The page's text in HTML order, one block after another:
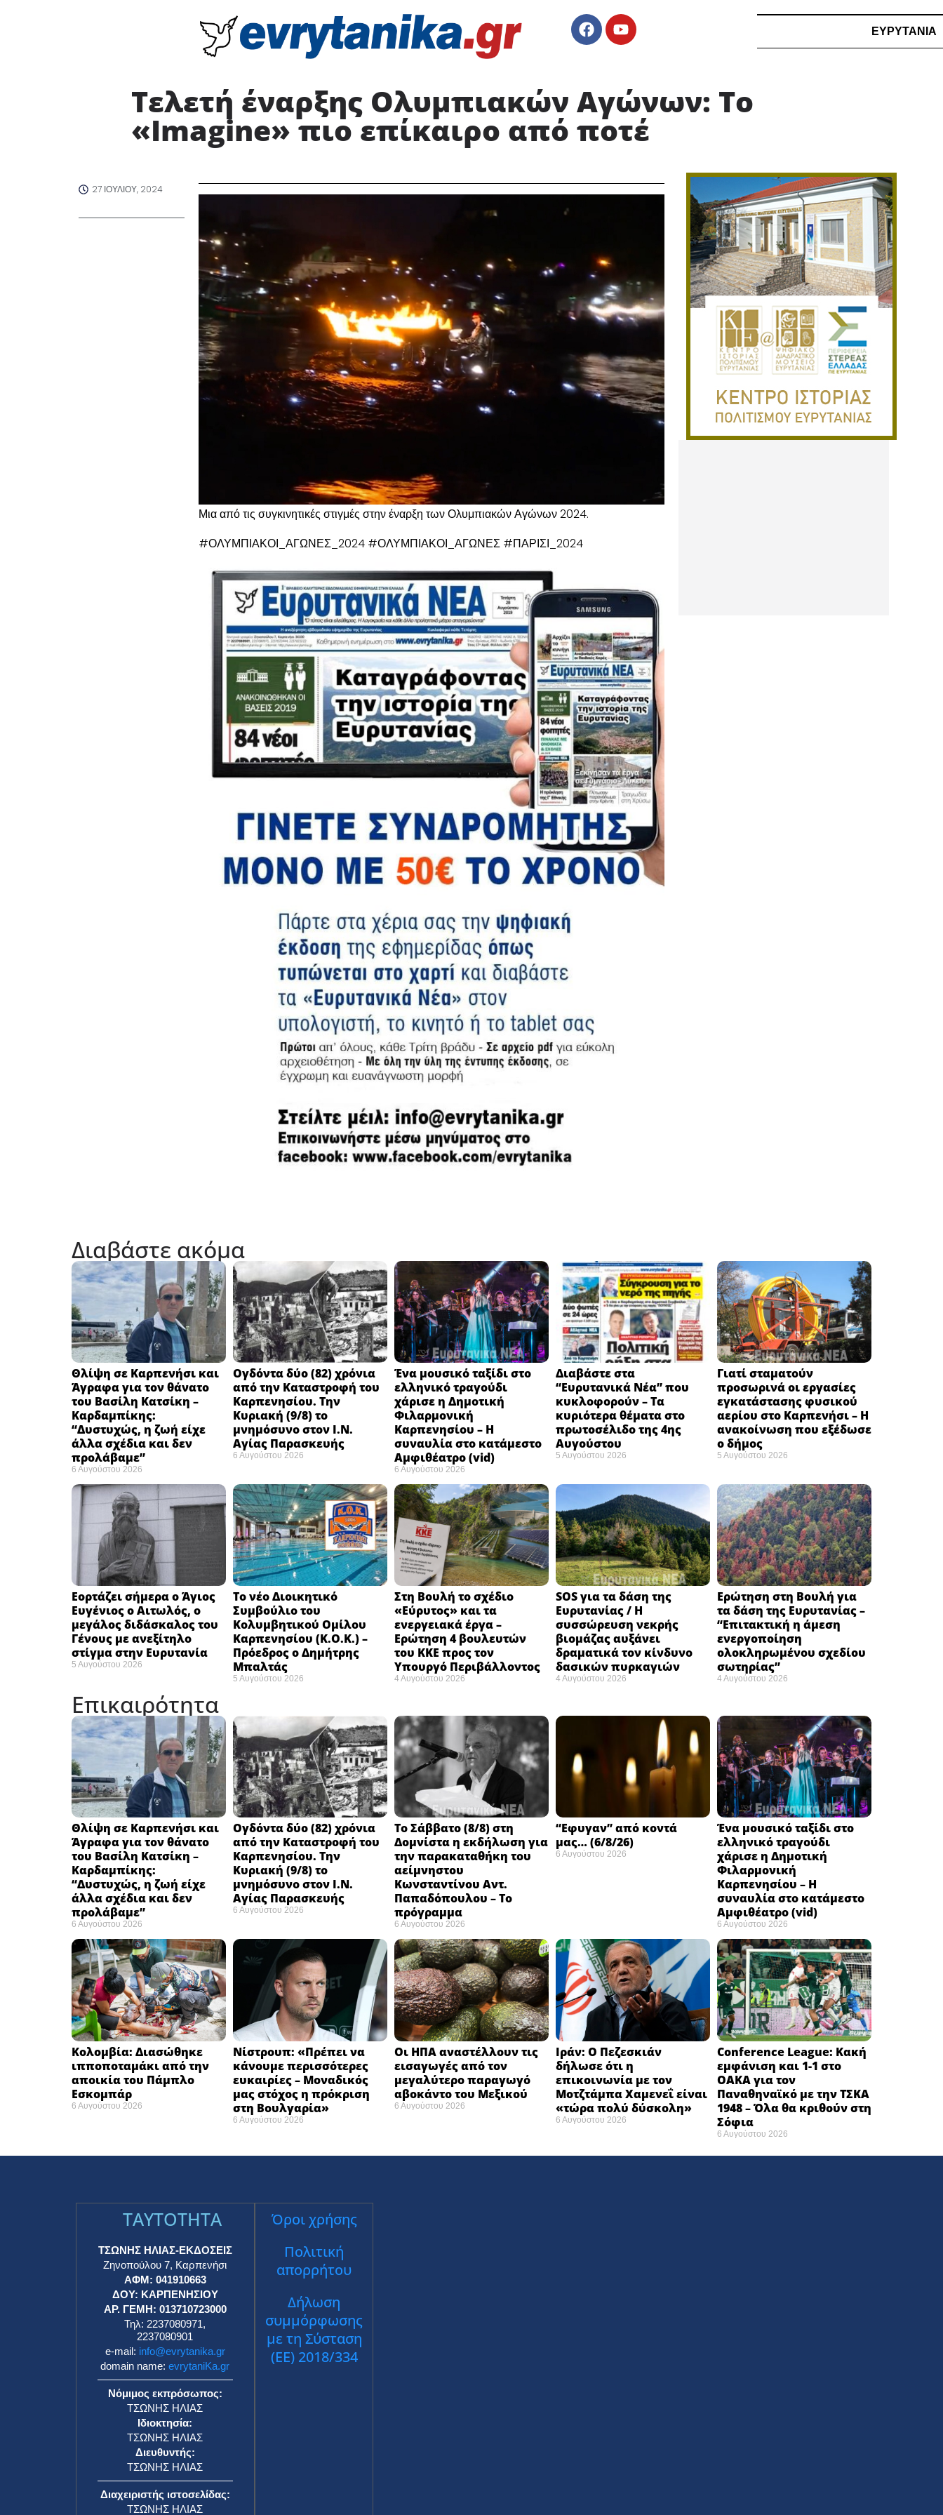
ΕΥΡΥΤΑΝΙΑ
Τελετή έναρξης Ολυμπιακών Αγώνων: Το
«Imagine» πιο επίκαιρο από ποτέ
27 ΙΟΥΛΊΟΥ, 2024
Μια από τις συγκινητικές στιγμές στην έναρξη των Ολυμπιακών Αγώνων 2024.
#ΟΛΥΜΠΙΑΚΟΙ_ΑΓΩΝΕΣ_2024 #ΟΛΥΜΠΙΑΚΟΙ_ΑΓΩΝΕΣ #ΠΑΡΙΣΙ_2024
Διαβάστε ακόμα
Θλίψη σε Καρπενήσι και
Άγραφα για τον θάνατο
του Βασίλη Κατσίκη –
Καρδαμπίκης:
“Δυστυχώς, η ζωή είχε
άλλα σχέδια και δεν
προλάβαμε”
6 Αυγούστου 2026
Ογδόντα δύο (82) χρόνια
από την Καταστροφή του
Καρπενησίου. Την
Κυριακή (9/8) το
μνημόσυνο στον Ι.Ν.
Αγίας Παρασκευής
6 Αυγούστου 2026
Ένα μουσικό ταξίδι στο
ελληνικό τραγούδι
χάρισε η Δημοτική
Φιλαρμονική
Καρπενησίου – Η
συναυλία στο κατάμεστο
Αμφιθέατρο (vid)
6 Αυγούστου 2026
Διαβάστε στα
“Ευρυτανικά Νέα” που
κυκλοφορούν – Τα
κυριότερα θέματα στο
πρωτοσέλιδο της 4ης
Αυγούστου
5 Αυγούστου 2026
Γιατί σταματούν
προσωρινά οι εργασίες
εγκατάστασης φυσικού
αερίου στο Καρπενήσι – Η
ανακοίνωση που εξέδωσε
ο δήμος
5 Αυγούστου 2026
Εορτάζει σήμερα ο Άγιος
Ευγένιος ο Αιτωλός, ο
μεγάλος διδάσκαλος του
Γένους με ανεξίτηλο
στίγμα στην Ευρυτανία
5 Αυγούστου 2026
Το νέο Διοικητικό
Συμβούλιο του
Κολυμβητικού Ομίλου
Καρπενησίου (Κ.Ο.Κ.) –
Πρόεδρος ο Δημήτρης
Μπαλτάς
5 Αυγούστου 2026
Στη Βουλή το σχέδιο
«Εύρυτος» και τα
ενεργειακά έργα –
Ερώτηση 4 βουλευτών
του ΚΚΕ προς τον
Υπουργό Περιβάλλοντος
4 Αυγούστου 2026
SOS για τα δάση της
Ευρυτανίας / Η
συσσώρευση νεκρής
βιομάζας αυξάνει
δραματικά τον κίνδυνο
δασικών πυρκαγιών
4 Αυγούστου 2026
Ερώτηση στη Βουλή για
τα δάση της Ευρυτανίας –
“Eπιτακτική η άμεση
ενεργοποίηση
ολοκληρωμένου σχεδίου
σωτηρίας”
4 Αυγούστου 2026
Επικαιρότητα
Θλίψη σε Καρπενήσι και
Άγραφα για τον θάνατο
του Βασίλη Κατσίκη –
Καρδαμπίκης:
“Δυστυχώς, η ζωή είχε
άλλα σχέδια και δεν
προλάβαμε”
6 Αυγούστου 2026
Ογδόντα δύο (82) χρόνια
από την Καταστροφή του
Καρπενησίου. Την
Κυριακή (9/8) το
μνημόσυνο στον Ι.Ν.
Αγίας Παρασκευής
6 Αυγούστου 2026
Το Σάββατο (8/8) στη
Δομνίστα η εκδήλωση για
την παρακαταθήκη του
αείμνηστου
Κωνσταντίνου Αντ.
Παπαδόπουλου – Το
πρόγραμμα
6 Αυγούστου 2026
“Εφυγαν” από κοντά
μας… (6/8/26)
6 Αυγούστου 2026
Ένα μουσικό ταξίδι στο
ελληνικό τραγούδι
χάρισε η Δημοτική
Φιλαρμονική
Καρπενησίου – Η
συναυλία στο κατάμεστο
Αμφιθέατρο (vid)
6 Αυγούστου 2026
Κολομβία: Διασώθηκε
ιπποποταμάκι από την
αποικία του Πάμπλο
Εσκομπάρ ​
6 Αυγούστου 2026
Νίστρουπ: «Πρέπει να
κάνουμε περισσότερες
ευκαιρίες – Μοναδικός
μας στόχος η πρόκριση
στη Βουλγαρία» ​
6 Αυγούστου 2026
Οι ΗΠΑ αναστέλλουν τις
εισαγωγές από τον
μεγαλύτερο παραγωγό
αβοκάντο του Μεξικού ​
6 Αυγούστου 2026
Ιράν: Ο Πεζεσκιάν
δήλωσε ότι η
επικοινωνία με τον
Μοτζτάμπα Χαμενεΐ είναι
«τώρα πολύ δύσκολη» ​
6 Αυγούστου 2026
Conference League: Κακή
εμφάνιση και 1-1 στο
ΟΑΚΑ για τον
Παναθηναϊκό με την ΤΣΚΑ
1948 – Όλα θα κριθούν στη
Σόφια ​
6 Αυγούστου 2026
TAYTOTHTA
ΤΣΩΝΗΣ ΗΛΙΑΣ-ΕΚΔΟΣΕΙΣ
Ζηνοπούλου 7, Καρπενήσι
ΑΦΜ: 041910663
ΔΟΥ: ΚΑΡΠΕΝΗΣΙΟΥ
ΑΡ. ΓΕΜΗ: 013710723000
Τηλ: 2237080971,
2237080901
e-mail: info@evrytanika.gr
domain name:evrytaniKa.gr
Νόμιμος εκπρόσωπος:
ΤΣΩΝΗΣ ΗΛΙΑΣ
Ιδιοκτησία:
ΤΣΩΝΗΣ ΗΛΙΑΣ
Διευθυντής:
ΤΣΩΝΗΣ ΗΛΙΑΣ
Διαχειριστής ιστοσελίδας:
ΤΣΩΝΗΣ ΗΛΙΑΣ
Όροι χρήσης
Πολιτική
απορρήτου
Δήλωση
συμμόρφωσης
με τη Σύσταση
(ΕΕ) 2018/334